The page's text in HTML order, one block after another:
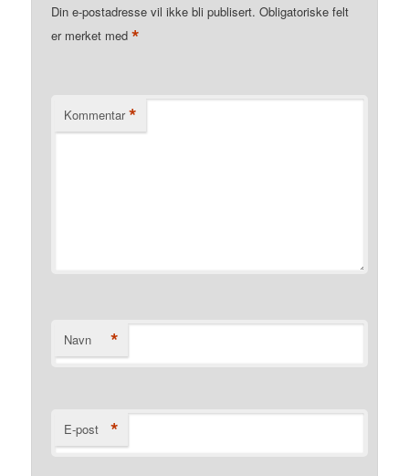
Din e-postadresse vil ikke bli publisert. Obligatoriske felt
er merket med*
Kommentar *
Navn *
E-post *